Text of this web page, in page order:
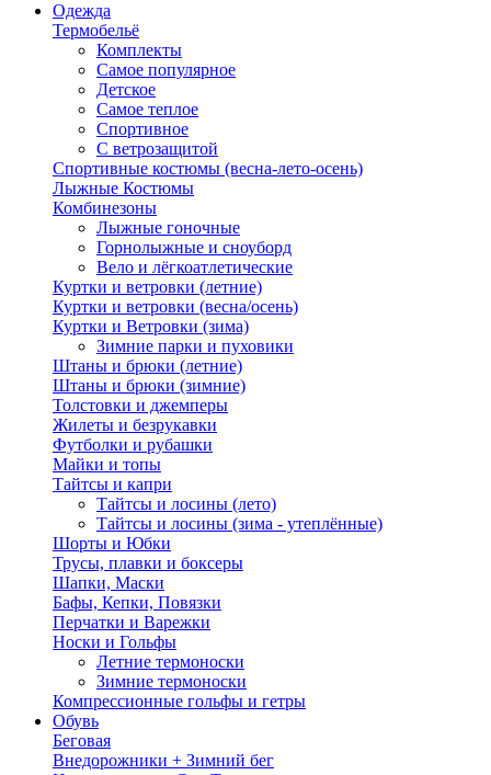
Одежда
Термобельё
Комплекты
Самое популярное
Детское
Самое теплое
Спортивное
С ветрозащитой
Спортивные костюмы (весна-лето-осень)
Лыжные Костюмы
Комбинезоны
Лыжные гоночные
Горнолыжные и сноуборд
Вело и лёгкоатлетические
Куртки и ветровки (летние)
Куртки и ветровки (весна/осень)
Куртки и Ветровки (зима)
Зимние парки и пуховики
Штаны и брюки (летние)
Штаны и брюки (зимние)
Толстовки и джемперы
Жилеты и безрукавки
Футболки и рубашки
Майки и топы
Тайтсы и капри
Тайтсы и лосины (лето)
Тайтсы и лосины (зима - утеплённые)
Шорты и Юбки
Трусы, плавки и боксеры
Шапки, Маски
Бафы, Кепки, Повязки
Перчатки и Варежки
Носки и Гольфы
Летние термоноски
Зимние термоноски
Компрессионные гольфы и гетры
Обувь
Беговая
Внедорожники + Зимний бег